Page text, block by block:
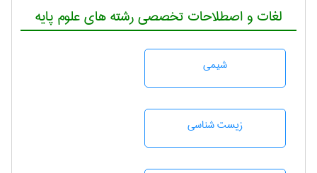
لغات و اصطلاحات تخصصی رشته های علوم پایه
شيمی
زيست شناسی